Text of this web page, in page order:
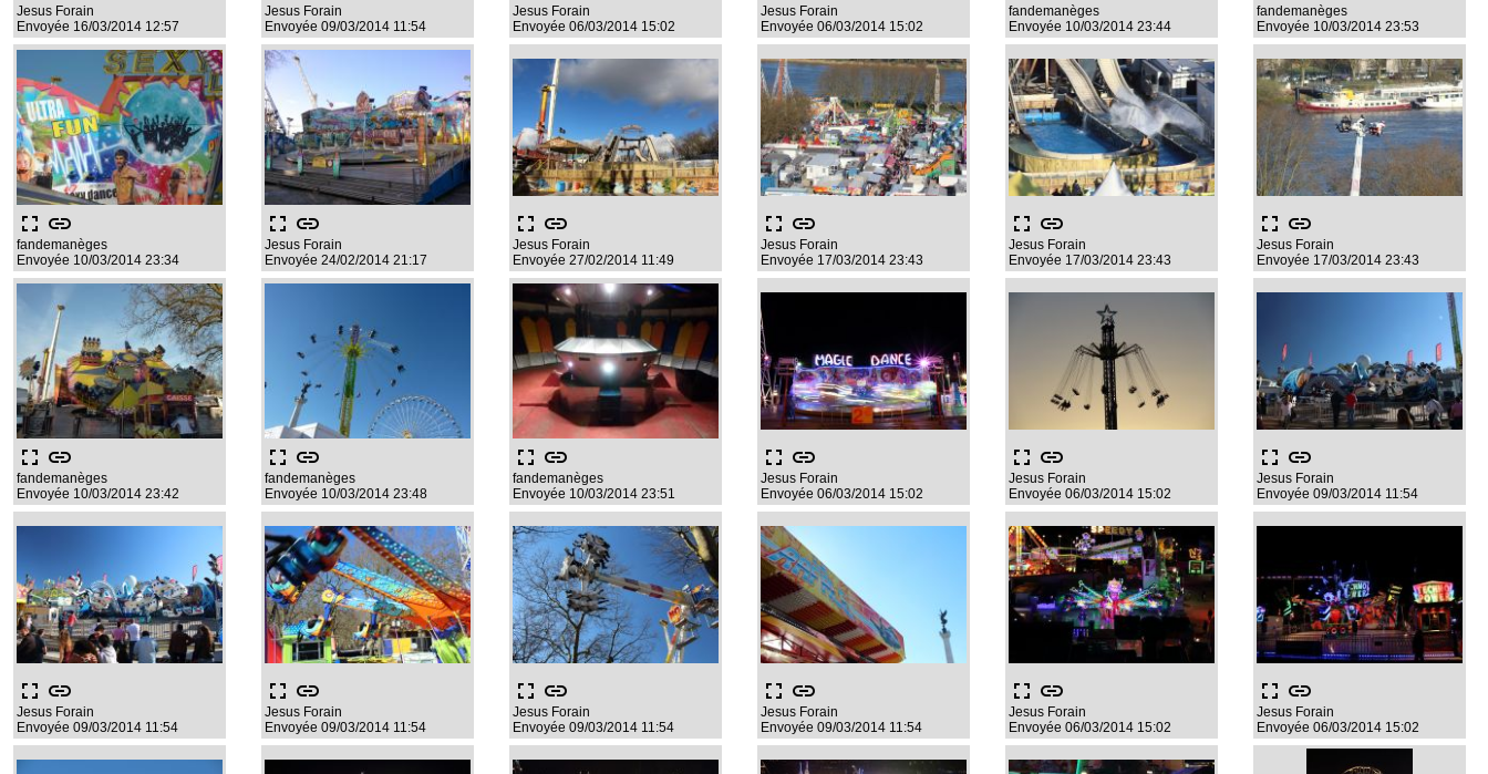
Jesus Forain
Envoyée 16/03/2014 12:57
Jesus Forain
Envoyée 09/03/2014 11:54
Jesus Forain
Envoyée 06/03/2014 15:02
Jesus Forain
Envoyée 06/03/2014 15:02
fandemanèges
Envoyée 10/03/2014 23:44
fandemanèges
Envoyée 10/03/2014 23:53
fullscreen link
fandemanèges
Envoyée 10/03/2014 23:34
fullscreen link
Jesus Forain
Envoyée 24/02/2014 21:17
fullscreen link
Jesus Forain
Envoyée 27/02/2014 11:49
fullscreen link
Jesus Forain
Envoyée 17/03/2014 23:43
fullscreen link
Jesus Forain
Envoyée 17/03/2014 23:43
fullscreen link
Jesus Forain
Envoyée 17/03/2014 23:43
fullscreen link
fandemanèges
Envoyée 10/03/2014 23:42
fullscreen link
fandemanèges
Envoyée 10/03/2014 23:48
fullscreen link
fandemanèges
Envoyée 10/03/2014 23:51
fullscreen link
Jesus Forain
Envoyée 06/03/2014 15:02
fullscreen link
Jesus Forain
Envoyée 06/03/2014 15:02
fullscreen link
Jesus Forain
Envoyée 09/03/2014 11:54
fullscreen link
Jesus Forain
Envoyée 09/03/2014 11:54
fullscreen link
Jesus Forain
Envoyée 09/03/2014 11:54
fullscreen link
Jesus Forain
Envoyée 09/03/2014 11:54
fullscreen link
Jesus Forain
Envoyée 09/03/2014 11:54
fullscreen link
Jesus Forain
Envoyée 06/03/2014 15:02
fullscreen link
Jesus Forain
Envoyée 06/03/2014 15:02